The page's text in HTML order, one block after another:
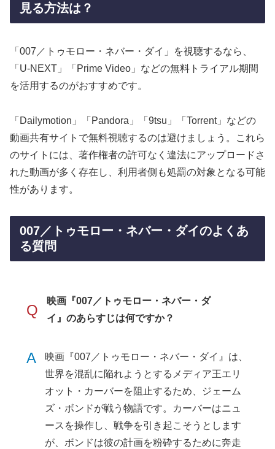
見る方法は？
「007／トゥモロー・ネバー・ダイ」を視聴するなら、
「U-NEXT」「Prime Video」などの無料トライアル期間
を活用するのがおすすめです。
「Dailymotion」「Pandora」「9tsu」「Torrent」などの
動画共有サイトで無料視聴するのは避けましょう。これら
のサイトには、著作権者の許可なく違法にアップロードさ
れた動画が多く存在し、利用者側も処罰の対象となる可能
性があります。
007／トゥモロー・ネバー・ダイのよくあ
る質問
Q
映画『007／トゥモロー・ネバー・ダ
イ』のあらすじは何ですか？
A
映画『007／トゥモロー・ネバー・ダイ』は、
世界を混乱に陥れようとするメディア王エリ
オット・カーバーを阻止するため、ジェーム
ズ・ボンドが戦う物語です。カーバーはニュ
ースを操作し、戦争を引き起こそうとします
が、ボンドは彼の計画を粉砕するために奔走